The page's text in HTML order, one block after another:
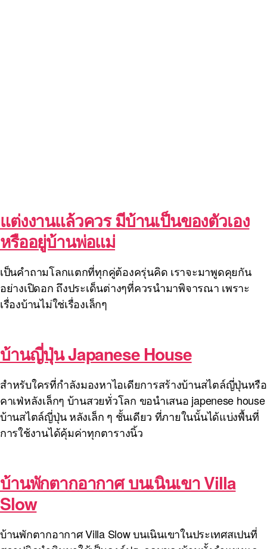
แต่งงานแล้วควร มีบ้านเป็นของตัวเอง
หรืออยู่บ้านพ่อแม่
เป็นคำถามโลกแตกที่ทุกคู่ต้องครุ่นคิด เราจะมาพูดคุยกัน
อย่างเปิดอก ถึงประเด็นต่างๆที่ควรนำมาพิจารณา เพราะ
เรื่องบ้านไม่ใช่เรื่องเล็กๆ
บ้านญี่ปุ่น Japanese House
สำหรับใครที่กำลังมองหาไอเดียการสร้างบ้านสไตล์ญี่ปุ่นหรือ
คาเฟ่หลังเล็กๆ บ้านสวยทั่วโลก ขอนำเสนอ japenese house
บ้านสไตล์ญี่ปุ่น หลังเล็ก ๆ ชั้นเดียว ที่ภายในนั้นได้แบ่งพื้นที่
การใช้งานได้คุ้มค่าทุกตารางนิ้ว
บ้านพักตากอากาศ บนเนินเขา Villa
Slow
บ้านพักตากอากาศ Villa Slow บนเนินเขาในประเทศสเปนที่